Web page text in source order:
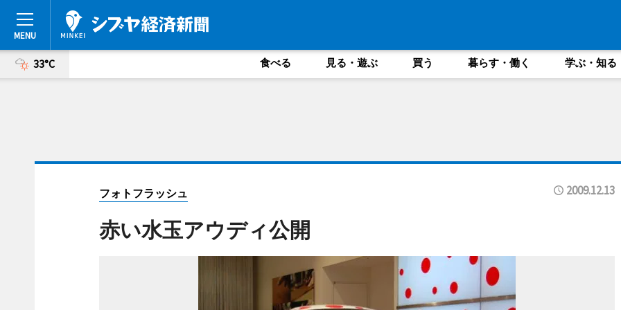
33°C 食べる 見る・遊ぶ 買う 暮らす・働く 学ぶ・知る
フォトフラッシュ 2009.12.13
赤い水玉アウディ公開